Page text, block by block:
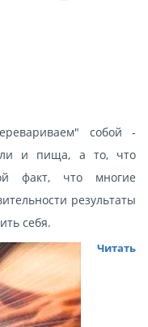
собой -
и пища, а то, что
факт, что многие
результаты
себя.
Читать